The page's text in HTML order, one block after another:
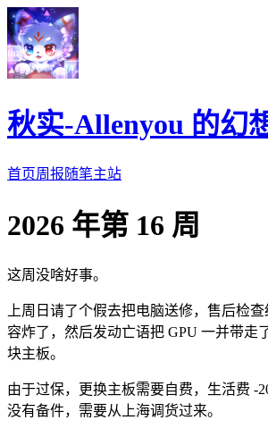
秋实-Allenyou 的幻
首页周报随笔主站
2026 年第 16 周
这周没啥好事。
上周日请了个假去把电脑送修，售后检
容炸了，然后发动亡语把 GPU 一并带走
块主板。
由于过保，更换主板需要自费，生活费 -
没有备件，需要从上海调货过来。